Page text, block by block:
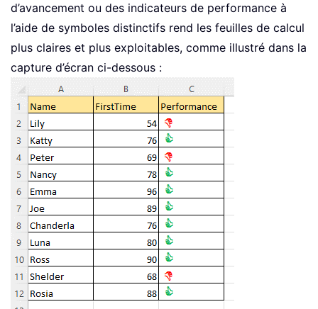
d’avancement ou des indicateurs de performance à
l’aide de symboles distinctifs rend les feuilles de calcul
plus claires et plus exploitables, comme illustré dans la
capture d’écran ci-dessous :